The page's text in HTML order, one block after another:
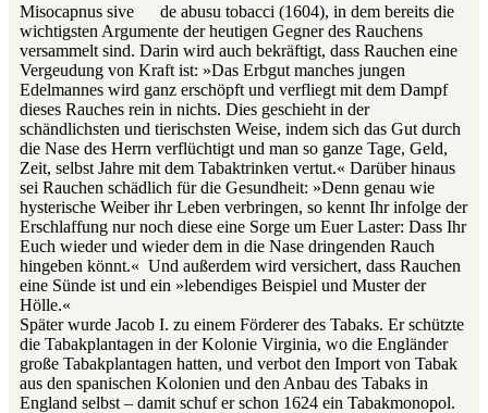
Misocapnus sive
de abusu tobacci (1604), in dem bereits die
wichtigsten Argumente der heutigen Gegner des Rauchens
versammelt sind. Darin wird auch bekräftigt, dass Rauchen eine
Vergeudung von Kraft ist: »Das Erbgut manches jungen
Edelmannes wird ganz erschöpft und verfliegt mit dem Dampf
dieses Rauches rein in nichts. Dies geschieht in der
schändlichsten und tierischsten Weise, indem sich das Gut durch
die Nase des Herrn verflüchtigt und man so ganze Tage, Geld,
Zeit, selbst Jahre mit dem Tabaktrinken vertut.« Darüber hinaus
sei Rauchen schädlich für die Gesundheit: »Denn genau wie
hysterische Weiber ihr Leben verbringen, so kennt Ihr infolge der
Erschlaffung nur noch diese eine Sorge um Euer Laster: Dass Ihr
Euch wieder und wieder dem in die Nase dringenden Rauch
hingeben könnt.« Und außerdem wird versichert, dass Rauchen
eine Sünde ist und ein »lebendiges Beispiel und Muster der
Hölle.«
Später wurde Jacob I. zu einem Förderer des Tabaks. Er schützte
die Tabakplantagen in der Kolonie Virginia, wo die Engländer
große Tabakplantagen hatten, und verbot den Import von Tabak
aus den spanischen Kolonien und den Anbau des Tabaks in
England selbst – damit schuf er schon 1624 ein Tabakmonopol.